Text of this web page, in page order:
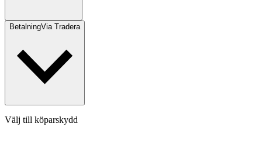
BetalningVia Tradera
Välj till köparskydd